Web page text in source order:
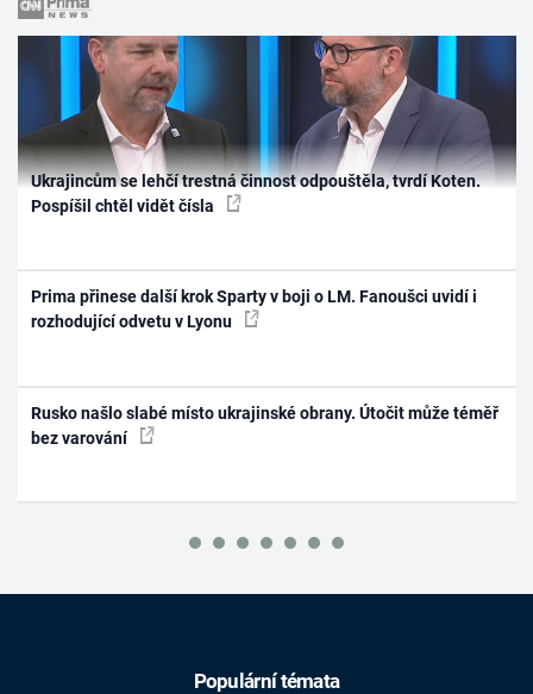
Ukrajincům se lehčí trestná činnost odpouštěla, tvrdí Koten.
Pospíšil chtěl vidět čísla
Prima přinese další krok Sparty v boji o LM. Fanoušci uvidí i
rozhodující odvetu v Lyonu
Rusko našlo slabé místo ukrajinské obrany. Útočit může téměř
bez varování
Populární témata